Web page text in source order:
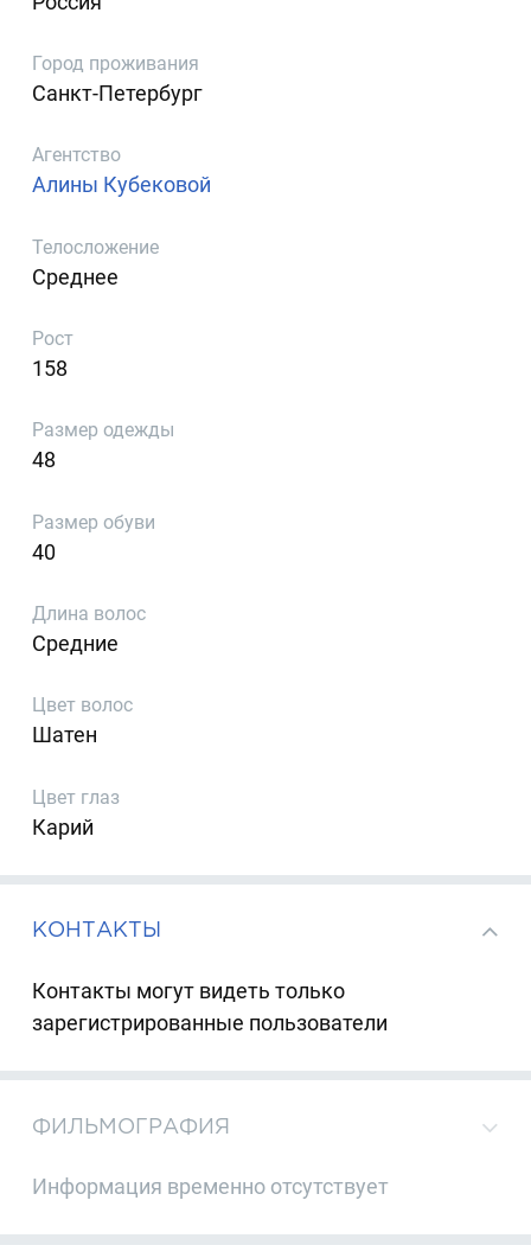
Город проживания
Санкт-Петербург
Агентство
Алины Кубековой
Телосложение
Среднее
Рост
158
Размер одежды
48
Размер обуви
40
Длина волос
Средние
Цвет волос
Шатен
Цвет глаз
Карий
КОНТАКТЫ
Контакты могут видеть только
зарегистрированные пользователи
ФИЛЬМОГРАФИЯ
Информация временно отсутствует